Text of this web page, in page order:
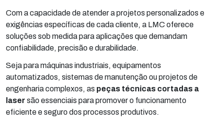
Com a capacidade de atender a projetos personalizados e
exigências específicas de cada cliente, a LMC oferece
soluções sob medida para aplicações que demandam
confiabilidade, precisão e durabilidade.
Seja para máquinas industriais, equipamentos
automatizados, sistemas de manutenção ou projetos de
engenharia complexos, as peças técnicas cortadas a
laser são essenciais para promover o funcionamento
eficiente e seguro dos processos produtivos.